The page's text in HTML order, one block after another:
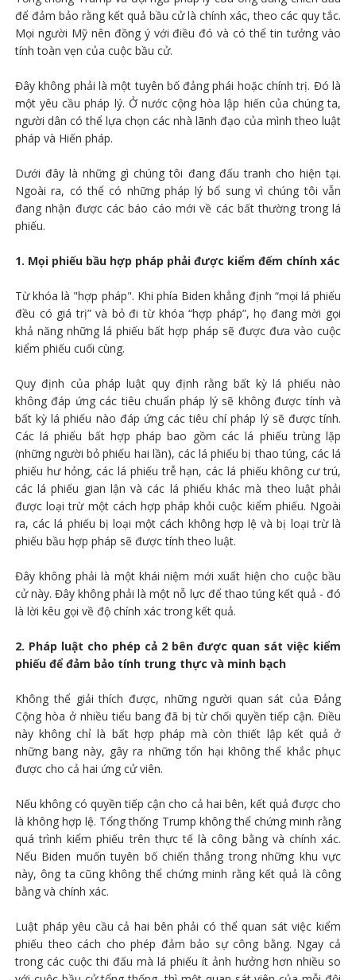
để đảm bảo rằng kết quả bầu cử là chính xác, theo các quy tắc.
Mọi người Mỹ nên đồng ý với điều đó và có thể tin tưởng vào
tính toàn vẹn của cuộc bầu cử.
Đây không phải là một tuyên bố đảng phái hoặc chính trị. Đó là
một yêu cầu pháp lý. Ở nước cộng hòa lập hiến của chúng ta,
người dân có thể lựa chọn các nhà lãnh đạo của mình theo luật
pháp và Hiến pháp.
Dưới đây là những gì chúng tôi đang đấu tranh cho hiện tại.
Ngoài ra, có thể có những pháp lý bổ sung vì chúng tôi vẫn
đang nhận được các báo cáo mới về các bất thường trong lá
phiếu.
1. Mọi phiếu bầu hợp pháp phải được kiểm đếm chính xác
Từ khóa là "hợp pháp". Khi phía Biden khẳng định “mọi lá phiếu
đều có giá trị” và bỏ đi từ khóa “hợp pháp”, họ đang mời gọi
khả năng những lá phiếu bất hợp pháp sẽ được đưa vào cuộc
kiểm phiếu cuối cùng.
Quy định của pháp luật quy định rằng bất kỳ lá phiếu nào
không đáp ứng các tiêu chuẩn pháp lý sẽ không được tính và
bất kỳ lá phiếu nào đáp ứng các tiêu chí pháp lý sẽ được tính.
Các lá phiếu bất hợp pháp bao gồm các lá phiếu trùng lặp
(những người bỏ phiếu hai lần), các lá phiếu bị thao túng, các lá
phiếu hư hỏng, các lá phiếu trễ hạn, các lá phiếu không cư trú,
các lá phiếu gian lận và các lá phiếu khác mà theo luật phải
được loại trừ một cách hợp pháp khỏi cuộc kiểm phiếu. Ngoài
ra, các lá phiếu bị loại một cách không hợp lệ và bị loại trừ là
phiếu bầu hợp pháp sẽ được tính theo luật.
Đây không phải là một khái niệm mới xuất hiện cho cuộc bầu
cử này. Đây không phải là một nỗ lực để thao túng kết quả - đó
là lời kêu gọi về độ chính xác trong kết quả.
2. Pháp luật cho phép cả 2 bên được quan sát việc kiểm
phiếu để đảm bảo tính trung thực và minh bạch
Không thể giải thích được, những người quan sát của Đảng
Cộng hòa ở nhiều tiểu bang đã bị từ chối quyền tiếp cận. Điều
này không chỉ là bất hợp pháp mà còn thiết lập kết quả ở
những bang này, gây ra những tổn hại không thể khắc phục
được cho cả hai ứng cử viên.
Nếu không có quyền tiếp cận cho cả hai bên, kết quả được cho
là không hợp lệ. Tổng thống Trump không thể chứng minh rằng
quá trình kiểm phiếu trên thực tế là công bằng và chính xác.
Nếu Biden muốn tuyên bố chiến thắng trong những khu vực
này, ông ta cũng không thể chứng minh rằng kết quả là công
bằng và chính xác.
Luật pháp yêu cầu cả hai bên phải có thể quan sát việc kiểm
phiếu theo cách cho phép đảm bảo sự công bằng. Ngay cả
trong các cuộc thi đấu mà lá phiếu ít ảnh hưởng hơn nhiều so